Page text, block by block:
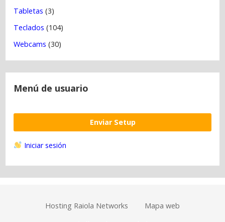
Tabletas (3)
Teclados (104)
Webcams (30)
Menú de usuario
Enviar Setup
Iniciar sesión
Hosting Raiola Networks Mapa web